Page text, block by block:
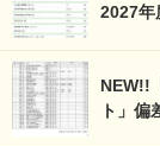
2027年
NEW!!
ト」偏